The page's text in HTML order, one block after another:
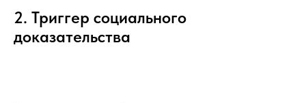
2. Триггер социального
доказательства